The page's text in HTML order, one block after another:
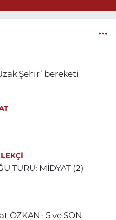
Şehir’ bereketi
TURU: MİDYAT (2)
Doktor Nihat ÖZKAN- 5 ve SON